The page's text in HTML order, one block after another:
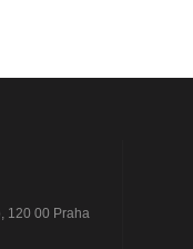
120 00 Praha